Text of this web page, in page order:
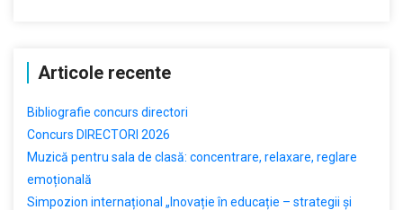
Articole recente
Bibliografie concurs directori
Concurs DIRECTORI 2026
Muzică pentru sala de clasă: concentrare, relaxare, reglare
emoțională
Simpozion internațional „Inovație în educație – strategii și